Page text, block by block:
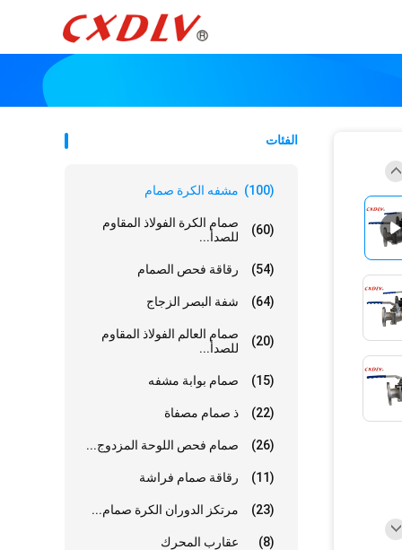
الفئات
مشفه الكرة صمام (100)
صمام الكرة الفولاذ المقاوم
للصدأ...
(60)
رقاقة فحص الصمام (54)
شفة البصر الزجاج (64)
صمام العالم الفولاذ المقاوم
للصدأ...
(20)
صمام بوابة مشفه (15)
ذ صمام مصفاة (22)
صمام فحص اللوحة المزدوج... (26)
رقاقة صمام فراشة (11)
مرتكز الدوران الكرة صمام... (23)
عقارب المحرك (8)